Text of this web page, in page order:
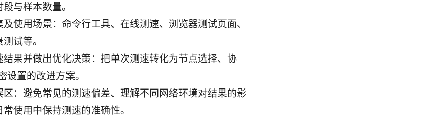
与样本数量。
使用场景：命令行工具、在线测速、浏览器测试页面、
试等。
结果并做出优化决策：把单次测速转化为节点选择、协
设置的改进方案。
区：避免常见的测速偏差、理解不同网络环境对结果的影
使用中保持测速的准确性。